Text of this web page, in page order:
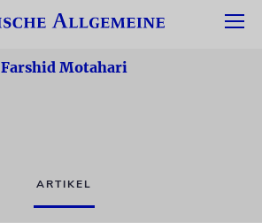
Farshid Motahari
ARTIKEL